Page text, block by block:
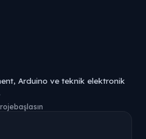
Arduino ve teknik elektronik